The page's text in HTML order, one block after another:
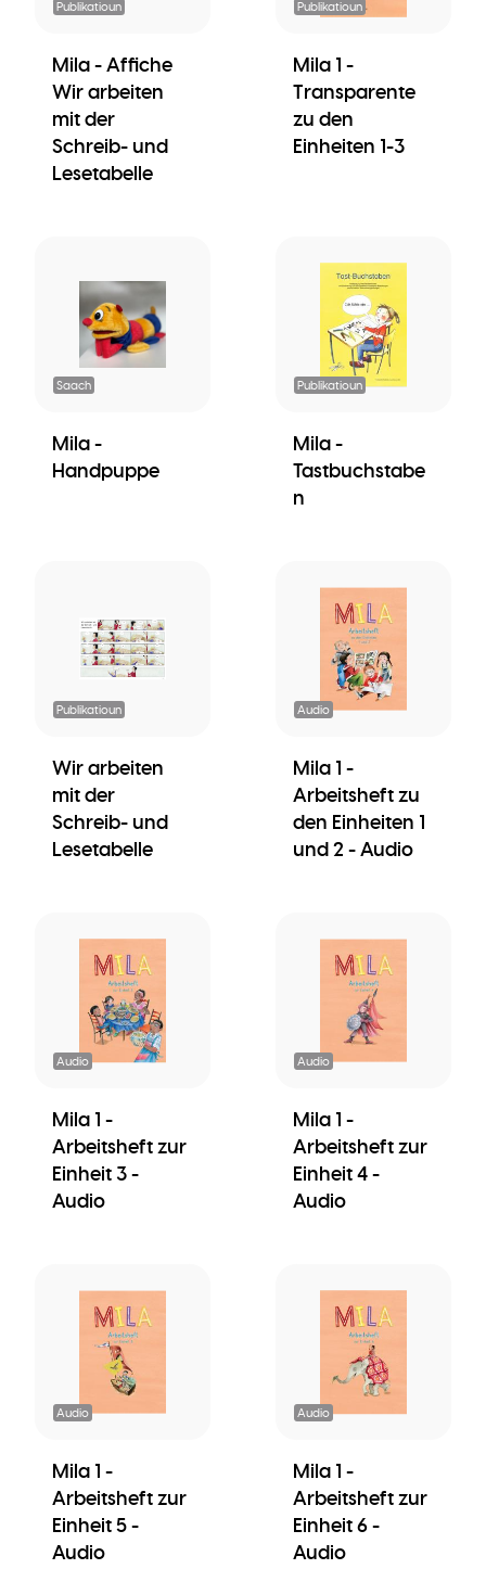
Publikatioun
Mila - Affiche
Wir arbeiten
mit der
Schreib- und
Lesetabelle
Publikatioun
Mila 1 -
Transparente
zu den
Einheiten 1-3
Saach
Mila -
Handpuppe
Publikatioun
Mila -
Tastbuchstabe
n
Publikatioun
Wir arbeiten
mit der
Schreib- und
Lesetabelle
Audio
Mila 1 -
Arbeitsheft zu
den Einheiten 1
und 2 - Audio
Audio
Mila 1 -
Arbeitsheft zur
Einheit 3 -
Audio
Audio
Mila 1 -
Arbeitsheft zur
Einheit 4 -
Audio
Audio
Mila 1 -
Arbeitsheft zur
Einheit 5 -
Audio
Audio
Mila 1 -
Arbeitsheft zur
Einheit 6 -
Audio